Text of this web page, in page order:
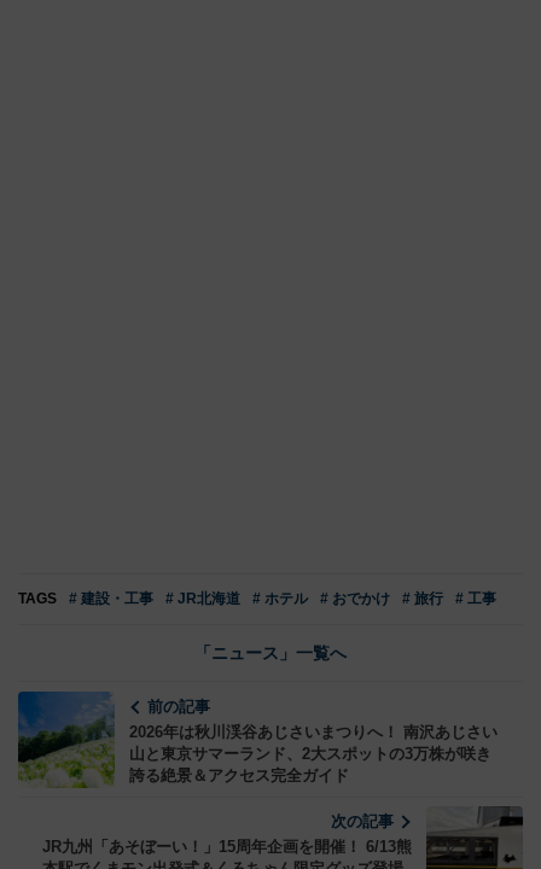
TAGS # 建設・工事 # JR北海道 # ホテル # おでかけ # 旅行 # 工事
「ニュース」一覧へ
前の記事
2026年は秋川渓谷あじさいまつりへ！ 南沢あじさい
山と東京サマーランド、2大スポットの3万株が咲き
誇る絶景＆アクセス完全ガイド
次の記事
JR九州「あそぼーい！」15周年企画を開催！ 6/13熊